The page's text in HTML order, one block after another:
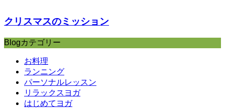
クリスマスのミッション
Blogカテゴリー
お料理
ランニング
パーソナルレッスン
リラックスヨガ
はじめてヨガ